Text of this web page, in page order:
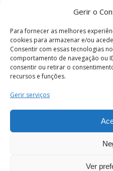
Gerir o
Para fornecer as melhores
cookies para armazenar e/ou
Consentir com essas tecnologias
comportamento de navegação ou
consentir ou retirar o
recursos e funções.
Gerir serviços
Ver
Termos e Condições
os direitos reservados.